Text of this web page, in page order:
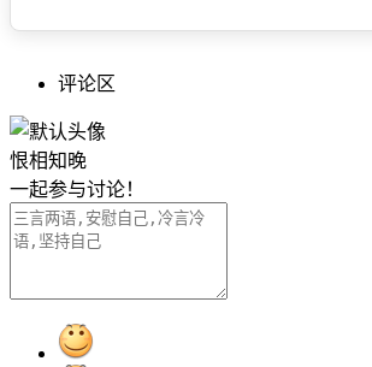
评论区
恨相知晚
一起参与讨论！